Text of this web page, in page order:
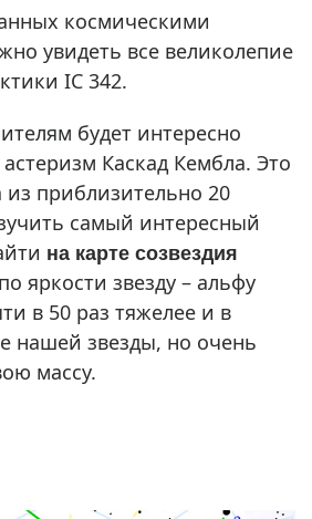
космическими
увидеть все великолепие
IC 342.
будет интересно
Каскад Кембла. Это
приблизительно 20
самый интересный
на карте созвездия
яркости звезду – альфу
в 50 раз тяжелее и в
нашей звезды, но очень
массу.